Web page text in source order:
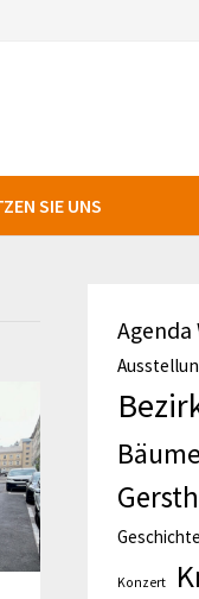
SIE UNS
Agenda
Bäume
Geschichte
Konzert